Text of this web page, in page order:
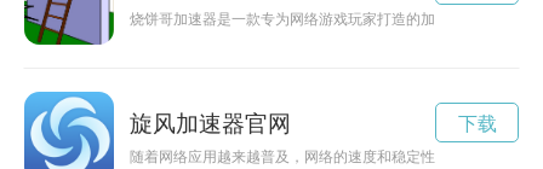
烧饼哥加速器是一款专为网络游戏玩家打造的加速器软件，能
旋风加速器官网
随着网络应用越来越普及，网络的速度和稳定性变得越来越重
下载